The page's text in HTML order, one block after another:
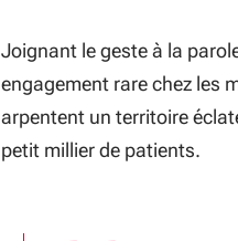
Joignant le geste à la
engagement rare chez les
arpentent un territoire
petit millier de patients.